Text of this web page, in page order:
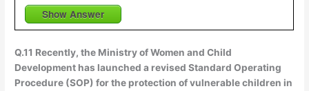
Show Answer
Q.11 Recently, the Ministry of Women and Child
Development has launched a revised Standard Operating
Procedure (SOP) for the protection of vulnerable children in